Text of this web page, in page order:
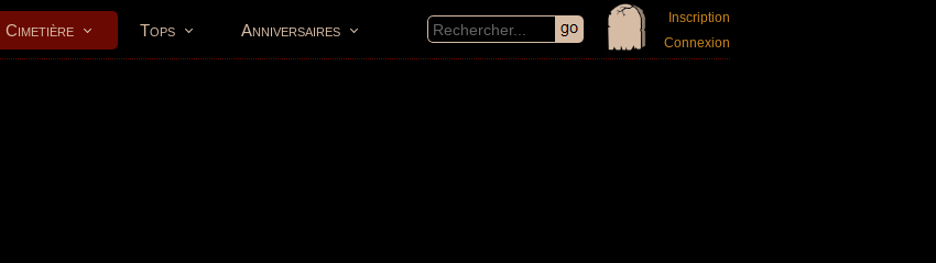
Cimetière Tops Anniversaires
Inscription
Connexion